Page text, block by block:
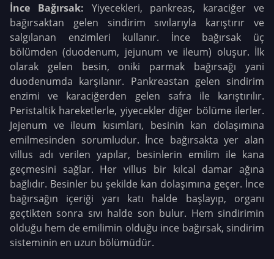
İnce Bağırsak: Yiyecekleri, pankreas, karaciğer ve
bağırsaktan gelen sindirim sıvılarıyla karıştırır ve
salgılanan enzimleri kullanır. İnce bağırsak üç
bölümden (duodenum, jejunum ve ileum) oluşur. İlk
olarak gelen besin, oniki parmak bağırsağı yani
duodenumda karşılanır. Pankreastan gelen sindirim
enzimi ve karaciğerden gelen safra ile karıştırılır.
Peristaltik hareketlerle, yiyecekler diğer bölüme ilerler.
Jejenum ve ileum kısımları, besinin kan dolaşımına
emilmesinden sorumludur. İnce bağırsakta yer alan
villus adı verilen yapılar, besinlerin emilim ile kana
geçmesini sağlar. Her villus bir kılcal damar ağına
bağlıdır. Besinler bu şekilde kan dolaşımına geçer. İnce
bağırsağın içeriği yarı katı halde başlayıp, organı
geçtikten sonra sıvı halde son bulur. Hem sindirimin
olduğu hem de emilimin olduğu ince bağırsak, sindirim
sisteminin en uzun bölümüdür.